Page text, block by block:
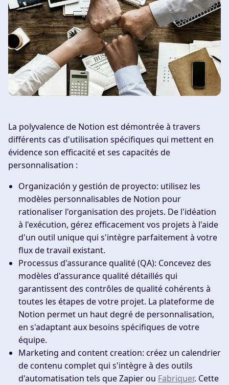
La polyvalence de Notion est démontrée à travers
différents cas d'utilisation spécifiques qui mettent en
évidence son efficacité et ses capacités de
personnalisation :
Organización y gestión de proyecto: utilisez les
modèles personnalisables de Notion pour
rationaliser l'organisation des projets. De l'idéation
à l'exécution, gérez efficacement vos projets à l'aide
d'un outil unique qui s'intègre parfaitement à votre
flux de travail existant.
Processus d'assurance qualité (QA): Concevez des
modèles d'assurance qualité détaillés qui
garantissent des contrôles de qualité cohérents à
toutes les étapes de votre projet. La plateforme de
Notion permet un haut degré de personnalisation,
en s'adaptant aux besoins spécifiques de votre
équipe.
Marketing and content creation: créez un calendrier
de contenu complet qui s'intègre à des outils
d'automatisation tels que Zapier ou Fabriquer. Cette